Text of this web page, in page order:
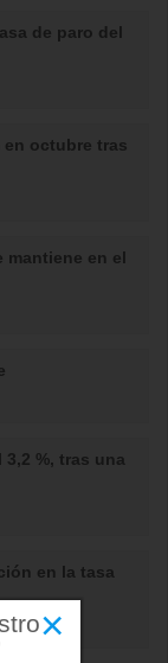
de paro del
en octubre tras
mantiene en el
%, tras una
en la tasa
×